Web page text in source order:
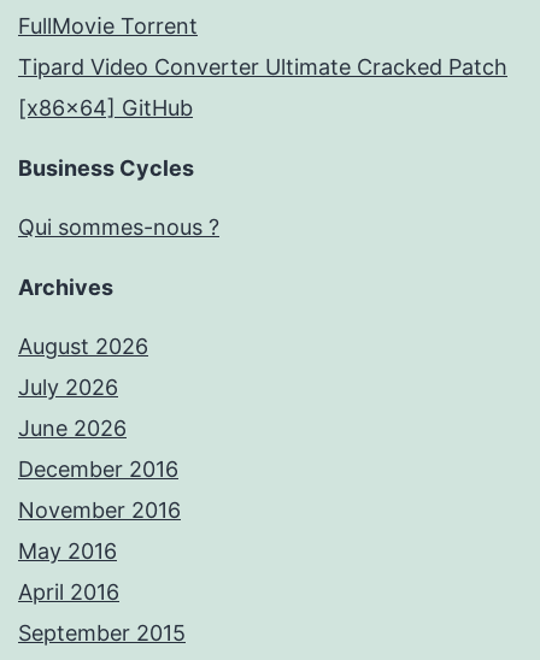
FullMov𝗂e Torrent
Tipard Video Converter Ultimate Cracked Patch
[x86x64] GitHub
Business Cycles
Qui sommes-nous ?
Archives
August 2026
July 2026
June 2026
December 2016
November 2016
May 2016
April 2016
September 2015